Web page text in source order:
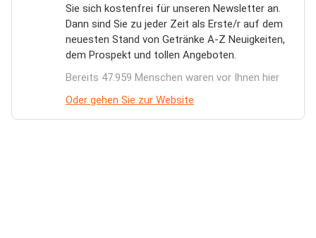
Sie sich kostenfrei für unseren Newsletter an.
Dann sind Sie zu jeder Zeit als Erste/r auf dem
neuesten Stand von Getränke A-Z Neuigkeiten,
dem Prospekt und tollen Angeboten.
Bereits 47.959 Menschen waren vor Ihnen hier
Oder gehen Sie zur Website